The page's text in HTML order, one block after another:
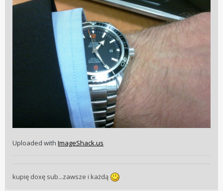
Uploaded with ImageShack.us
kupię doxę sub...zawsze i każdą